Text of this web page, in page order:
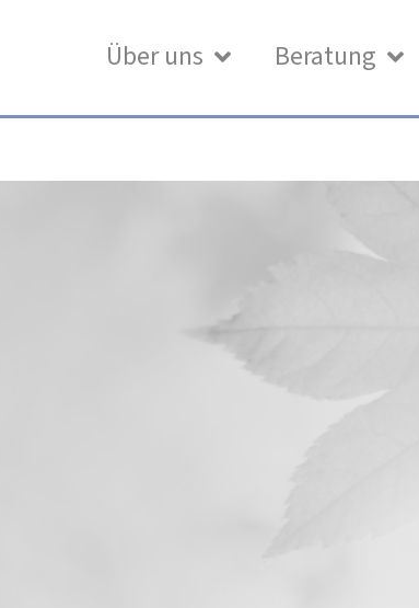
Über uns Beratung